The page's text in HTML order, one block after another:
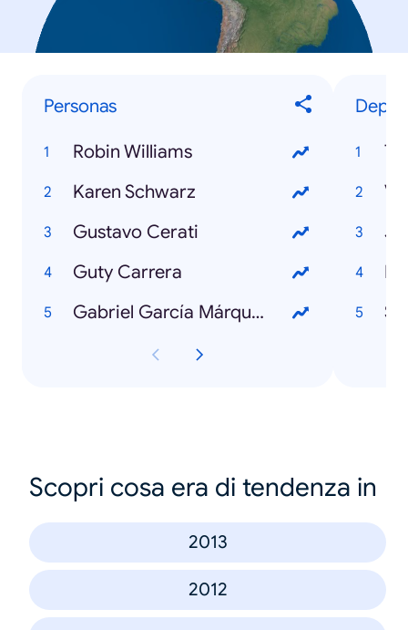
Personas
Robin Williams
Karen Schwarz
Gustavo Cerati
Guty Carrera
Gabriel García Márquez
Scopri cosa era di tendenza in
2013
2012